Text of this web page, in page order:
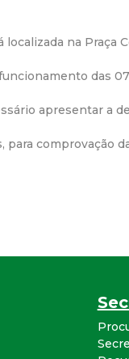
l
d
e
n
q
u
na Praça
das
apresentar a
para comprovação